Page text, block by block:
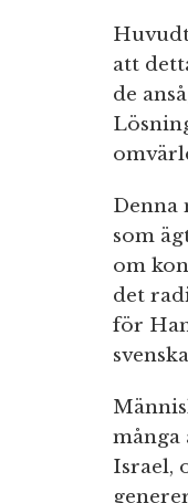
att
de
Denna
som
om
det
för
många
Israel,